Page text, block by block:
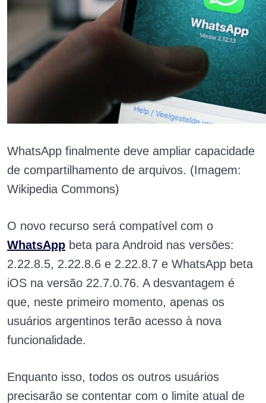
WhatsApp finalmente deve ampliar capacidade
de compartilhamento de arquivos. (Imagem:
Wikipedia Commons)
O novo recurso será compatível com o
WhatsApp beta para Android nas versões:
2.22.8.5, 2.22.8.6 e 2.22.8.7 e WhatsApp beta
iOS na versão 22.7.0.76. A desvantagem é
que, neste primeiro momento, apenas os
usuários argentinos terão acesso à nova
funcionalidade.
Enquanto isso, todos os outros usuários
precisarão se contentar com o limite atual de